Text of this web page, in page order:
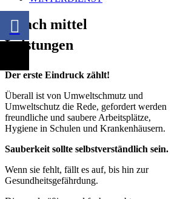
Leistungen
Der erste Eindruck zählt!
Überall ist von Umweltschmutz und
Umweltschutz die Rede, gefordert werden
freundliche und saubere Arbeitsplätze,
Hygiene in Schulen und Krankenhäusern.
Sauberkeit sollte selbstverständlich sein.
Wenn sie fehlt, fällt es auf, bis hin zur
Gesundheitsgefährdung.